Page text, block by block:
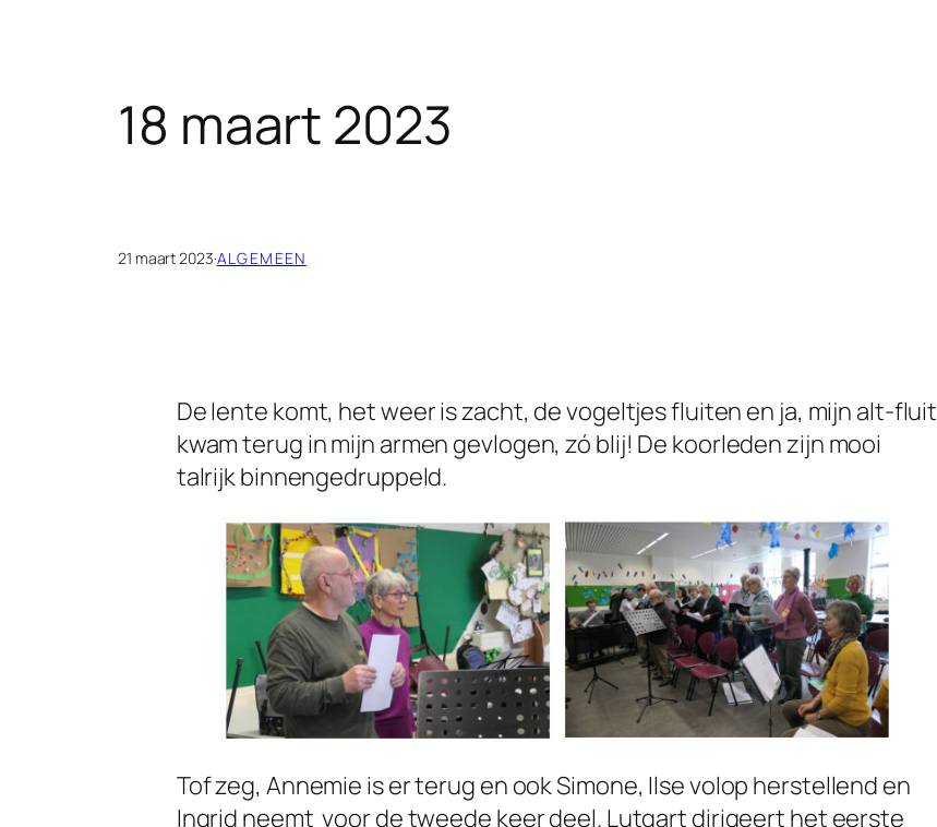
18 maart 2023
21 maart 2023·ALGEMEEN
De lente komt, het weer is zacht, de vogeltjes fluiten en ja, mijn alt-fluit
kwam terug in mijn armen gevlogen, zó blij! De koorleden zijn mooi
talrijk binnengedruppeld.
Tof zeg, Annemie is er terug en ook Simone, Ilse volop herstellend en
Ingrid neemt voor de tweede keer deel. Lutgart dirigeert het eerste